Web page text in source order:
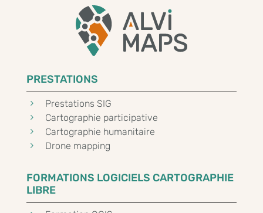
PRESTATIONS
5 Prestations SIG
5 Cartographie participative
5 Cartographie humanitaire
5 Drone mapping
FORMATIONS LOGICIELS CARTOGRAPHIE
LIBRE